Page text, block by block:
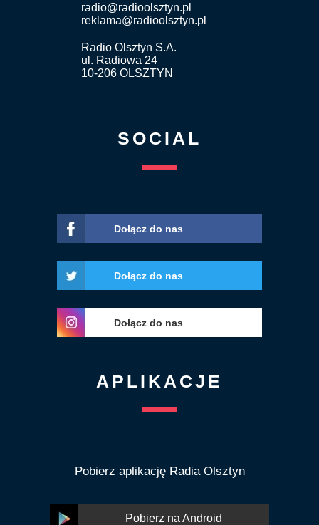
radio@radioolsztyn.pl
reklama@radioolsztyn.pl
Radio Olsztyn S.A.
ul. Radiowa 24
10-206 OLSZTYN
SOCIAL
Dołącz do nas
Dołącz do nas
Dołącz do nas
APLIKACJE
Pobierz aplikację Radia Olsztyn
Pobierz na Android